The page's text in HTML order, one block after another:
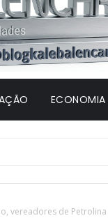
ECONOMIA
vereadores de